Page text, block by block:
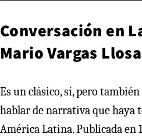
Conversación en
Mario Vargas Llosa
Es un clásico, sí, pero
hablar de narrativa que haya
América Latina. Publicada en